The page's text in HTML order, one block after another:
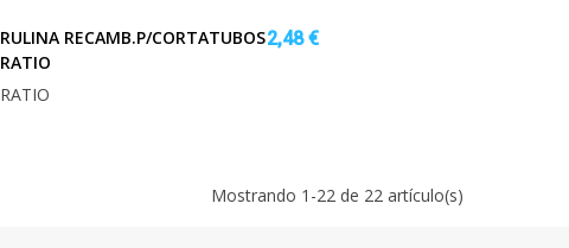
RULINA RECAMB.P/CORTATUBOS
RATIO
2,48 €
RATIO
Mostrando 1 -22 de 22 artículo(s)